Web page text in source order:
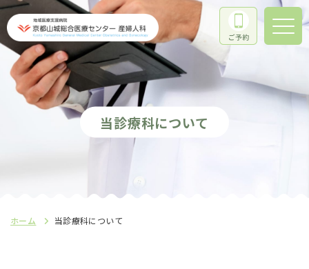
当診療科について
ホーム 当診療科について